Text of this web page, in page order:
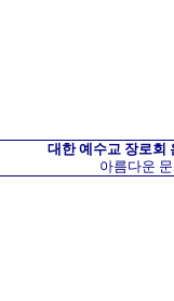
대한 예수교 장로회
아름다운